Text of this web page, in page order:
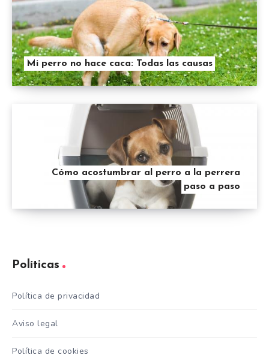
Mi perro no hace caca: Todas las causas
Cómo acostumbrar al perro a la perrera
paso a paso
Políticas
Política de privacidad
Aviso legal
Política de cookies